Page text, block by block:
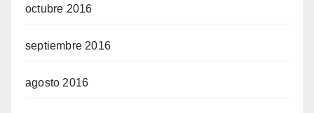
octubre 2016
septiembre 2016
agosto 2016